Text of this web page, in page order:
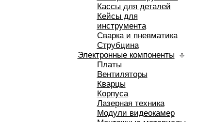
Кассы для деталей
Кейсы для
инструмента
Сварка и пневматика
Струбцина
Электронные компоненты
Платы
Вентиляторы
Кварцы
Корпуса
Лазерная техника
Модули видеокамер